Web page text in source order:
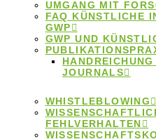
UMGANG MIT
FAQ KÜNSTLICHE
GWP
GWP UND
JOURNALS
WHISTLEBLOWING
FEHLVERHALTEN
und
in